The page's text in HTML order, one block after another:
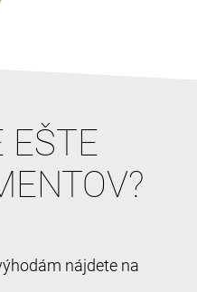
EŠTE
nájdete na